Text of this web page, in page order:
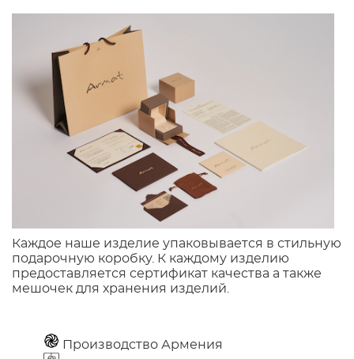
Каждое наше изделие упаковывается в стильную
подарочную коробку. К каждому изделию
предоставляется сертификат качества а также
мешочек для хранения изделий.
Производство Армения